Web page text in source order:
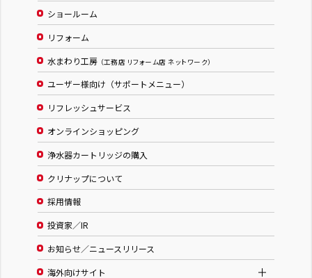
ショールーム
リフォーム
水まわり工房 （工務店 リフォーム店 ネットワーク）
ユーザー様向け（サポートメニュー）
リフレッシュサービス
オンラインショッピング
浄水器カートリッジの購入
クリナップについて
採用情報
投資家／IR
お知らせ／ニュースリリース
海外向けサイト